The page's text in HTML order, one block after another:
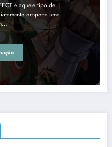
é aquele tipo de
desperta uma